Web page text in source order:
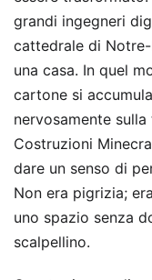
grandi ingegneri
cattedrale di
una casa. In quel
cartone si
nervosamente
Costruzioni
dare un senso di
Non era pigrizia;
uno spazio senza
scalpellino.